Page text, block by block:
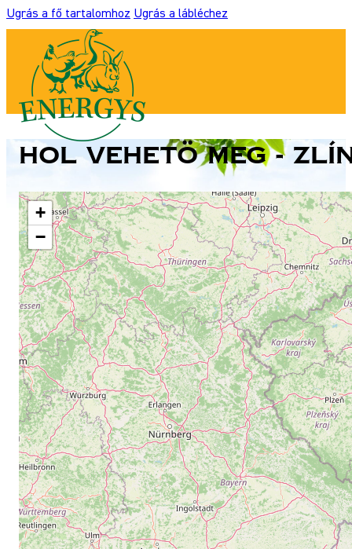
Ugrás a fő tartalomhoz Ugrás a lábléchez
Hol vehetö meg -
+
−